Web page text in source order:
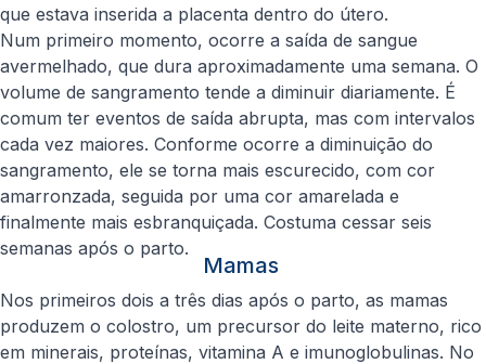
que estava inserida a placenta dentro do útero.
Num primeiro momento, ocorre a saída de sangue
avermelhado, que dura aproximadamente uma semana. O
volume de sangramento tende a diminuir diariamente. É
comum ter eventos de saída abrupta, mas com intervalos
cada vez maiores. Conforme ocorre a diminuição do
sangramento, ele se torna mais escurecido, com cor
amarronzada, seguida por uma cor amarelada e
finalmente mais esbranquiçada. Costuma cessar seis
semanas após o parto.
Mamas
Nos primeiros dois a três dias após o parto, as mamas
produzem o colostro, um precursor do leite materno, rico
em minerais, proteínas, vitamina A e imunoglobulinas. No